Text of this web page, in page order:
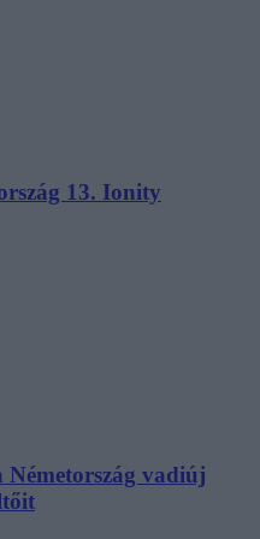
13. Ionity
vadiúj